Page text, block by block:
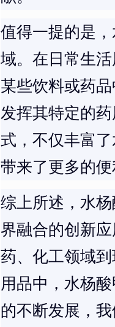
值得一提的是
域。在日常生
某些饮料或药
发挥其特定的
式，不仅丰富
带来了更多的
综上所述，水
界融合的创新
药、化工领域
用品中，水杨
的不断发展，